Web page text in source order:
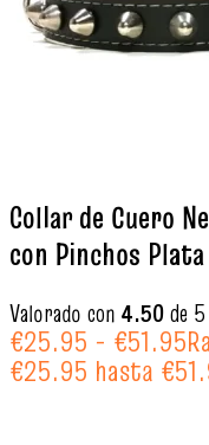
Collar de Cuero
con Pinchos
Valorado con 4.50de 5
€25.95 - €51.95
€25.95 hasta